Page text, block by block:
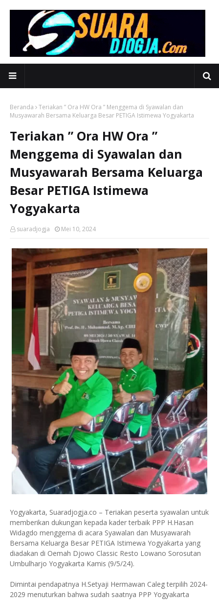
Beranda
Teriakan ” Ora HW Ora ” Menggema di Syawalan dan
Musyawarah Bersama Keluarga Besar PETIGA Istimewa Yogyakarta
Teriakan ” Ora HW Ora ”
Menggema di Syawalan dan
Musyawarah Bersama Keluarga
Besar PETIGA Istimewa
Yogyakarta
suaradjogja Mei 10, 2024
Yogyakarta, Suaradjogja.co – Teriakan peserta syawalan untuk
memberikan dukungan kepada kader terbaik PPP H.Hasan
Widagdo menggema di acara Syawalan dan Musyawarah
Bersama Keluarga Besar PETIGA Istimewa Yogyakarta yang
diadakan di Oemah Djowo Classic Resto Lowano Sorosutan
Umbulharjo Yogyakarta Kamis (9/5/24).
Dimintai pendapatnya H.Setyaji Hermawan Caleg terpilih 2024-
2029 menuturkan bahwa sudah saatnya PPP Yogyakarta